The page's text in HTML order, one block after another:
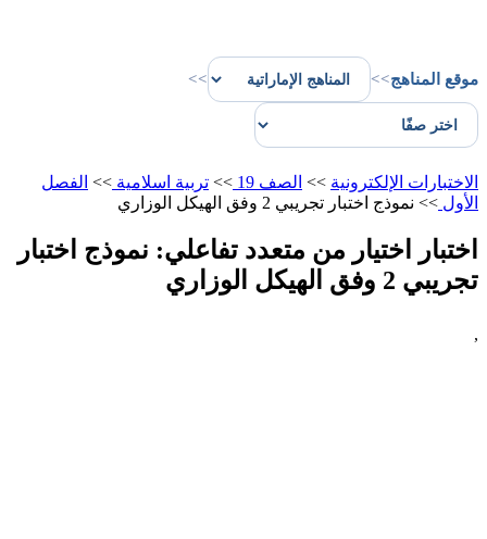
موقع المناهج>>
>>
الاختبارات الإلكترونية >> الصف 19 >> تربية اسلامية >> الفصل
الأول >> نموذج اختبار تجريبي 2 وفق الهيكل الوزاري
اختبار اختيار من متعدد تفاعلي: نموذج اختبار
تجريبي 2 وفق الهيكل الوزاري